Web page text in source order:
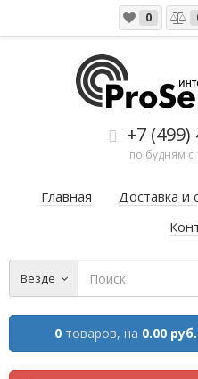
0
+7
по будням с
Главная Доставка и
Везде
0 товаров, на 0.00 руб.